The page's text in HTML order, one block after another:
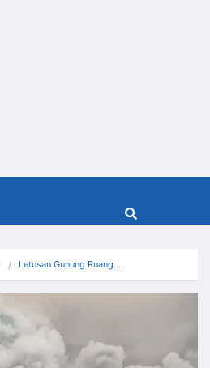
Letusan Gunung Ruang…